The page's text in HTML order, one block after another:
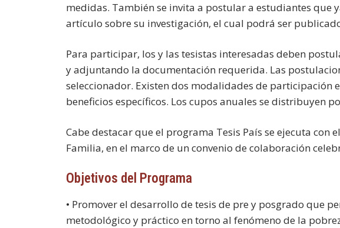
medidas. También se invita a postular a estudiantes que
artículo sobre su investigación, el cual podrá ser
Para participar, los y las tesistas interesadas deben
y adjuntando la documentación requerida. Las
seleccionador. Existen dos modalidades de participación
beneficios específicos. Los cupos anuales se distribuyen
Cabe destacar que el programa Tesis País se ejecuta
Familia, en el marco de un convenio de colaboración
Objetivos del Programa
• Promover el desarrollo de tesis de pre y posgrado que
metodológico y práctico en torno al fenómeno de la